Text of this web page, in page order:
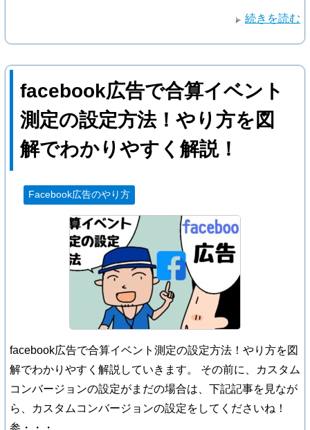
続きを読む
facebook広告で合算イベント
測定の設定方法！やり方を図
解でわかりやすく解説！
Facebook広告のやり方
facebook広告で合算イベント測定の設定方法！やり方を図
解でわかりやすく解説していきます。 その前に、カスタム
コンバージョンの設定がまだの場合は、下記記事を見なが
ら、カスタムコンバージョンの設定をしてくださいね！
参・・・